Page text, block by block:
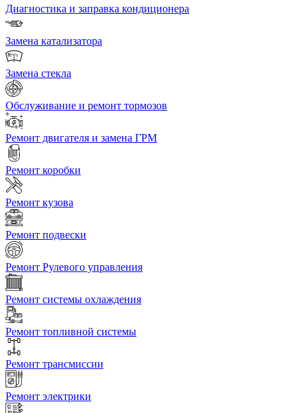
Диагностика и заправка кондиционера
Замена катализатора
Замена стекла
Обслуживание и ремонт тормозов
Ремонт двигателя и замена ГРМ
Ремонт коробки
Ремонт кузова
Ремонт подвески
Ремонт Рулевого управления
Ремонт системы охлаждения
Ремонт топливной системы
Ремонт трансмиссии
Ремонт электрики